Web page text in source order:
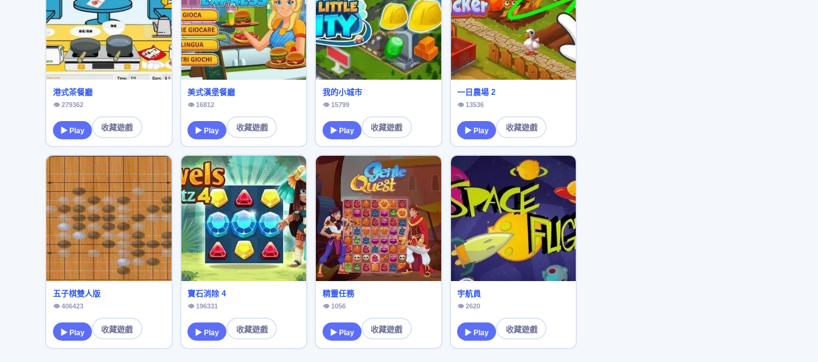
港式茶餐廳
👁 279362
▶ Play 收藏遊戲
美式漢堡餐廳
👁 16812
▶ Play 收藏遊戲
我的小城市
👁 15799
▶ Play 收藏遊戲
一日農場 2
👁 13536
▶ Play 收藏遊戲
五子棋雙人版
👁 406423
▶ Play 收藏遊戲
寶石消除 4
👁 196331
▶ Play 收藏遊戲
精靈任務
👁 1056
▶ Play 收藏遊戲
宇航員
👁 2620
▶ Play 收藏遊戲